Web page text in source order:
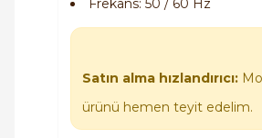
Frekans: 50 / 60 Hz
Satın alma hızlandırıcı:
ürünü hemen teyit edelim.